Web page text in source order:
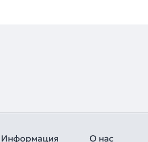
Информация О нас